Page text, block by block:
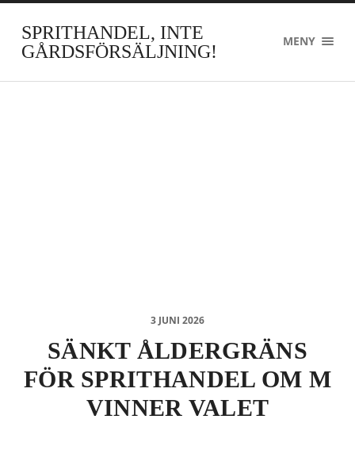
SPRITHANDEL, INTE
GÅRDSFÖRSÄLJNING!
MENY
3 JUNI 2026
SÄNKT ÅLDERGRÄNS
FÖR SPRITHANDEL OM M
VINNER VALET